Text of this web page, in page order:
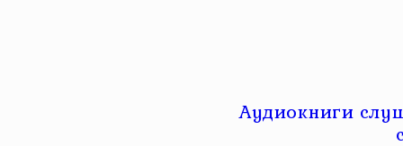
Аудиокниги